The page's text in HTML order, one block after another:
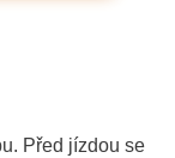
Před jízdou se